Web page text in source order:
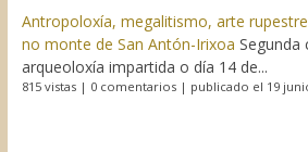
Antropoloxía, megalitismo, arte
no monte de San Antón-Irixoa Segunda
arqueoloxía impartida o día 14 de...
815 vistas| 0 comentarios| publicado el 19